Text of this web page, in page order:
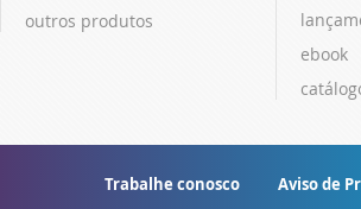
outros produtos
ebook
Trabalhe conosco Aviso de